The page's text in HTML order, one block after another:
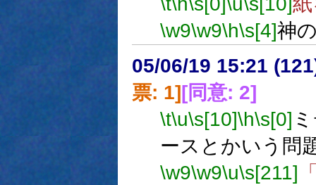
\w9\w9\h\s[4]神
05/06/19 15:21
票: 1] [同意: 2]
\t\u\s[10]\h\s[0]
ースとかいう問
\w9\w9\u\s[211]